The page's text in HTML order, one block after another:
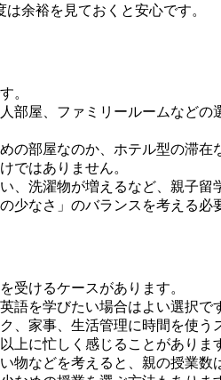
余裕を見ておくと安心です。
。
部屋、ファミリールームなどの
部屋なのか、ホテル型の滞在
ではありません。
洗濯物が増えるなど、親子留
少なさ」のバランスを考える必
受けるケースがあります。
を学びたい場合はよい選択で
家事、生活管理に時間を使う
上に忙しく感じることがありま
などを考えると、親の授業数